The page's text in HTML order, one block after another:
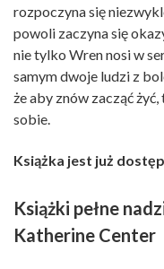
rozpoczyna się
powoli zaczyna się
nie tylko Wren nosi w
samym dwoje ludzi z
że aby znów zacząć
sobie.
Książka jest już
Książki pełne
Katherine Center